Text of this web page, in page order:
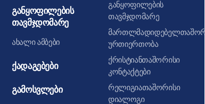
განყოფილების
თავმჯდომარე
ახალი ამბები
ქადაგებები
გამოსვლები
განყოფილების
თავმჯდომარე
ურთიერთობა
ქრისტიანთაშორისი
კონტაქტები
რელიგიათაშორისი
დიალოგი